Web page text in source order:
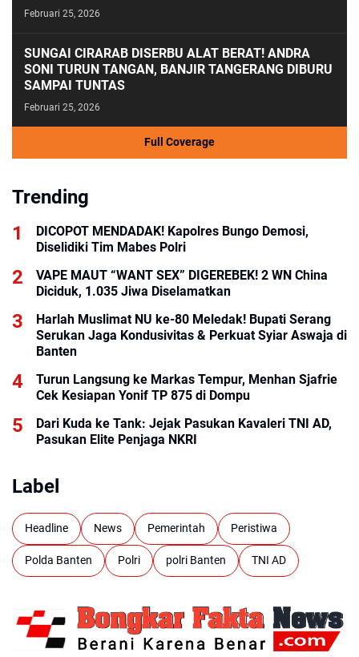
Februari 25, 2026
SUNGAI CIRARAB DISERBU ALAT BERAT! ANDRA
SONI TURUN TANGAN, BANJIR TANGERANG DIBURU
SAMPAI TUNTAS
Februari 25, 2026
Full Coverage
Trending
DICOPOT MENDADAK! Kapolres Bungo Demosi,
Diselidiki Tim Mabes Polri
VAPE MAUT “WANT SEX” DIGEREBEK! 2 WN China
Harlah Muslimat NU ke-80 Meledak! Bupati Serang
Serukan Jaga Kondusivitas & Perkuat Syiar Aswaja di
Banten
Turun Langsung ke Markas Tempur, Menhan Sjafrie
Cek Kesiapan Yonif TP 875 di Dompu
Dari Kuda ke Tank: Jejak Pasukan Kavaleri TNI AD,
Pasukan Elite Penjaga NKRI
Label
Headline News Pemerintah Peristiwa
Polda Banten Polri polri Banten TNI AD